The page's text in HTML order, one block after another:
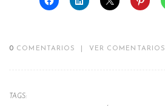
0 COMENTARIOS VER COMENTARIOS
TAGS: